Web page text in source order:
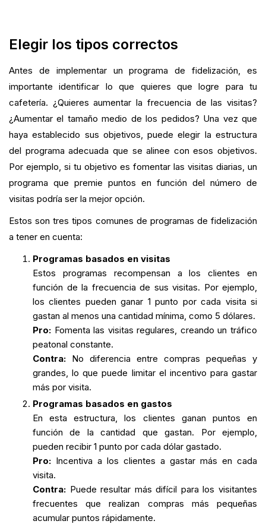
Elegir los tipos correctos
Antes de implementar un programa de fidelización, es
importante identificar lo que quieres que logre para tu
cafetería. ¿Quieres aumentar la frecuencia de las visitas?
¿Aumentar el tamaño medio de los pedidos? Una vez que
haya establecido sus objetivos, puede elegir la estructura
del programa adecuada que se alinee con esos objetivos.
Por ejemplo, si tu objetivo es fomentar las visitas diarias, un
programa que premie puntos en función del número de
visitas podría ser la mejor opción.
Estos son tres tipos comunes de programas de fidelización
a tener en cuenta:
Programas basados en visitas
Estos programas recompensan a los clientes en
función de la frecuencia de sus visitas. Por ejemplo,
los clientes pueden ganar 1 punto por cada visita si
gastan al menos una cantidad mínima, como 5 dólares.
Pro: Fomenta las visitas regulares, creando un tráfico
peatonal constante.
Contra: No diferencia entre compras pequeñas y
grandes, lo que puede limitar el incentivo para gastar
más por visita.
Programas basados en gastos
En esta estructura, los clientes ganan puntos en
función de la cantidad que gastan. Por ejemplo,
pueden recibir 1 punto por cada dólar gastado.
Pro: Incentiva a los clientes a gastar más en cada
visita.
Contra: Puede resultar más difícil para los visitantes
frecuentes que realizan compras más pequeñas
acumular puntos rápidamente.